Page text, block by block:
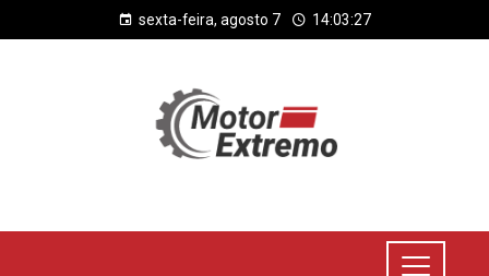
sexta-feira, agosto 7 14:03:27